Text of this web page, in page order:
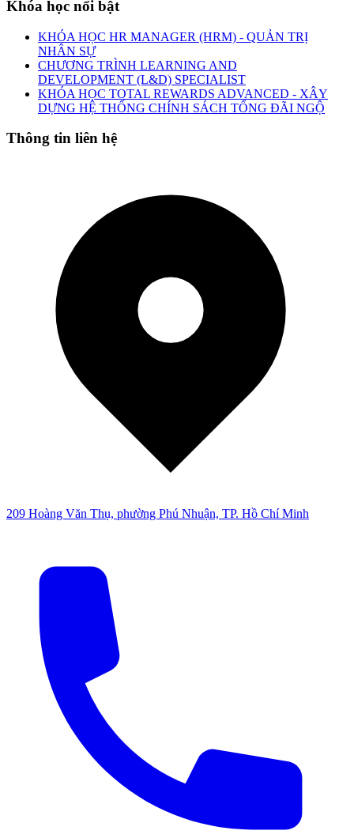
Khóa học nổi bật
KHÓA HỌC HR MANAGER (HRM) - QUẢN TRỊ
NHÂN SỰ
CHƯƠNG TRÌNH LEARNING AND
DEVELOPMENT (L&D) SPECIALIST
KHÓA HỌC TOTAL REWARDS ADVANCED - XÂY
DỰNG HỆ THỐNG CHÍNH SÁCH TỔNG ĐÃI NGỘ
Thông tin liên hệ
209 Hoàng Văn Thụ, phường Phú Nhuận, TP. Hồ Chí Minh